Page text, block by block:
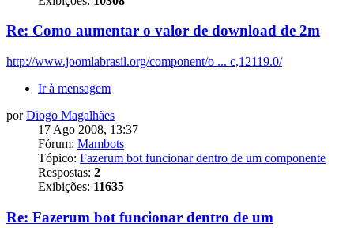
Re: Como aumentar o valor de download de 2m
http://www.joomlabrasil.org/component/o ... c,12119.0/
Ir à mensagem
porDiogo Magalhães
17 Ago 2008, 13:37
Fórum: Mambots
Tópico: Fazerum bot funcionar dentro de um componente
Respostas: 2
Exibições: 11635
Re: Fazerum bot funcionar dentro de um